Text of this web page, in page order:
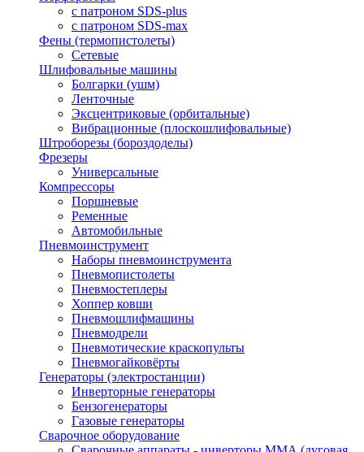
с патроном SDS-plus
с патроном SDS-max
Фены (термопистолеты)
Сетевые
Шлифовальные машины
Болгарки (ушм)
Ленточные
Эксцентриковые (орбитальные)
Вибрационные (плоскошлифовальные)
Штроборезы (бороздоделы)
Фрезеры
Универсальные
Компрессоры
Поршневые
Ременные
Автомобильные
Пневмоинструмент
Наборы пневмоинструмента
Пневмопистолеты
Пневмостеплеры
Хоппер ковши
Пневмошлифмашины
Пневмодрели
Пневмотические краскопульты
Пневмогайковёрты
Генераторы (электростанции)
Инверторные генераторы
Бензогенераторы
Газовые генераторы
Сварочное оборудование